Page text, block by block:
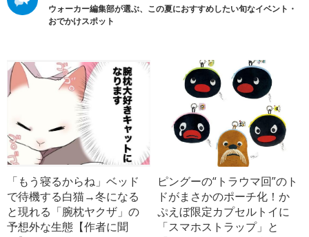
ウォーカー編集部が選ぶ、この夏におすすめしたい旬なイベント・
おでかけスポット
「もう寝るからね」ベッド
で待機する白猫→冬になる
と現れる「腕枕ヤクザ」の
予想外な生態【作者に聞
ピングーの“トラウマ回”のト
ドがまさかのポーチ化！か
ぷえぼ限定カプセルトイに
「スマホストラップ」と